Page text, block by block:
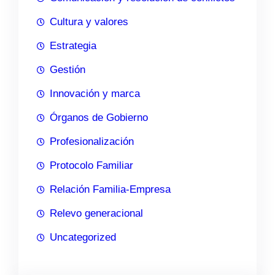
Cultura y valores
Estrategia
Gestión
Innovación y marca
Órganos de Gobierno
Profesionalización
Protocolo Familiar
Relación Familia-Empresa
Relevo generacional
Uncategorized